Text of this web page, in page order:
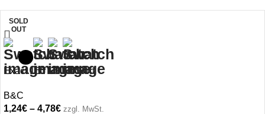
SOLD
OUT
Exact 150 LSL T-Shirt
B&C
1,24€ – 4,78€ zzgl. MwSt.